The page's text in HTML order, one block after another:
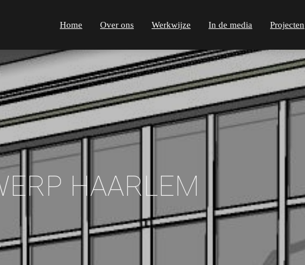
Home Over ons Werkwijze In de media Projecten
HAARLEM